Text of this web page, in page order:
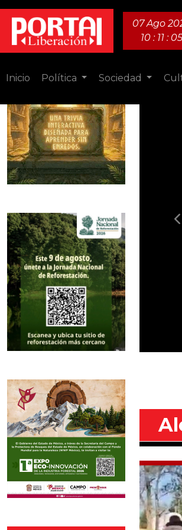
07 Ago
10 : 11 :
Inicio Política Sociedad